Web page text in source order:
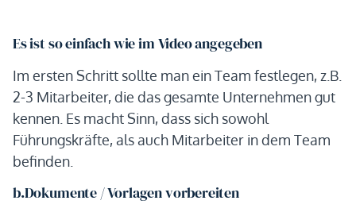
Es ist so einfach wie im Video angegeben
Im ersten Schritt sollte man ein Team festlegen, z.B.
2-3 Mitarbeiter, die das gesamte Unternehmen gut
kennen. Es macht Sinn, dass sich sowohl
Führungskräfte, als auch Mitarbeiter in dem Team
befinden.
b.Dokumente / Vorlagen vorbereiten